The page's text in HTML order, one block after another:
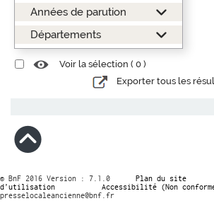
Années de parution
Départements
Voir la sélection ( 0 )
Exporter tous les
© BnF 2016 Version : 7.1.0 Plan du site
d’utilisation
Accessibilité (Non
presselocaleancienne@bnf.fr